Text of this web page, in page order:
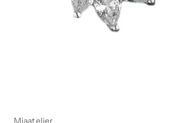
Miaatelier